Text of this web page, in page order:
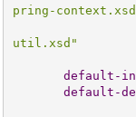
pring-context.xsd
util.xsd"
default-
default-